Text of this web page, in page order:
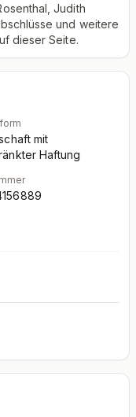
Judith
und weitere
dieser Seite.
mit
Haftung